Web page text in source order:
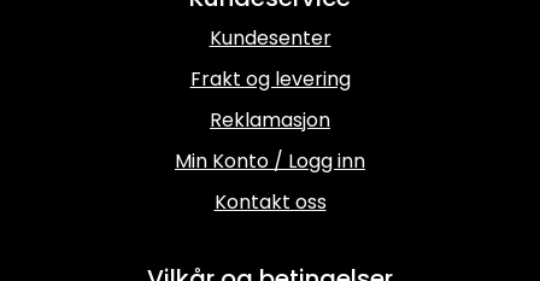
Kundesenter
Frakt og levering
Reklamasjon
Min Konto / Logg inn
Kontakt oss